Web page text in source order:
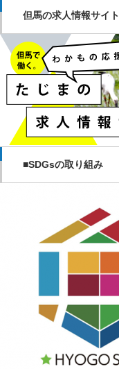
但馬の求人情報サイト
■SDGsの取り組み